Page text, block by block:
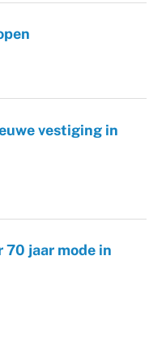
vestiging in
70 jaar mode in